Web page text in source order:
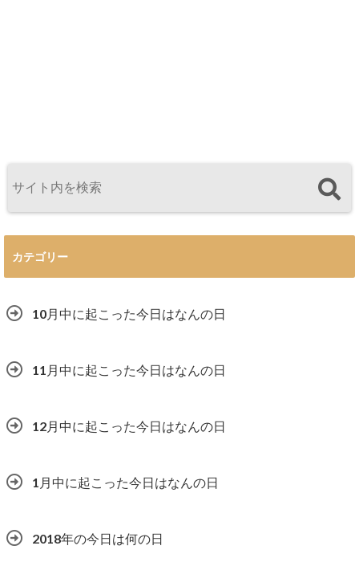
カテゴリー
10月中に起こった今日はなんの日
11月中に起こった今日はなんの日
12月中に起こった今日はなんの日
1月中に起こった今日はなんの日
2018年の今日は何の日